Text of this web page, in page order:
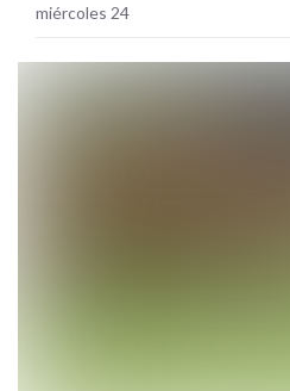
miércoles 24